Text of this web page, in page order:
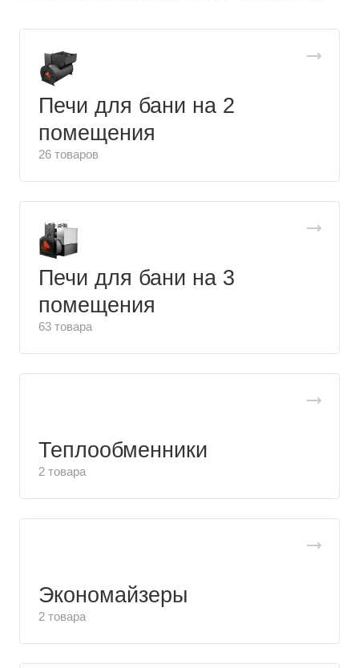
Печи для бани на 2
помещения
26 товаров
Печи для бани на 3
помещения
63 товара
Теплообменники
2 товара
Экономайзеры
2 товара